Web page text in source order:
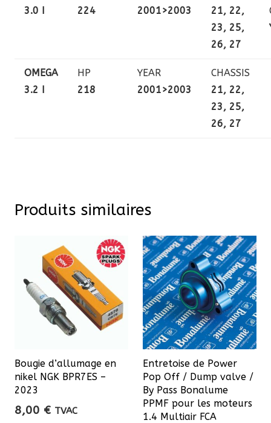
3.0 I
224
2001>2003
21, 22,
23, 25,
26, 27
OMEGA
3.2 I
HP
218
YEAR
2001>2003
CHASSIS
21, 22,
23, 25,
26, 27
Produits similaires
Bougie d’allumage en
nikel NGK BPR7ES –
2023
8,00 € TVAC
Entretoise de Power
Pop Off / Dump valve /
By Pass Bonalume
PPMF pour les moteurs
1.4 Multiair FCA